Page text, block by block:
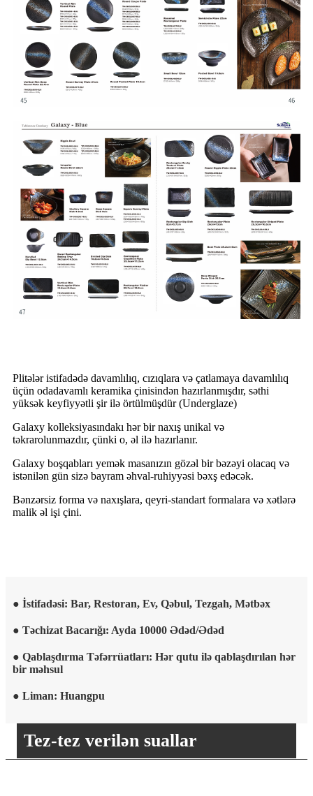
Plitələr istifadədə davamlılıq, cızıqlara və çatlamaya davamlılıq
üçün odadavamlı keramika çinisindən hazırlanmışdır, səthi
yüksək keyfiyyətli şir ilə örtülmüşdür (Underglaze)
Galaxy kolleksiyasındakı hər bir naxış unikal və
təkrarolunmazdır, çünki o, əl ilə hazırlanır.
Galaxy boşqabları yemək masanızın gözəl bir bəzəyi olacaq və
istənilən gün sizə bayram əhval-ruhiyyəsi bəxş edəcək.
Bənzərsiz forma və naxışlara, qeyri-standart formalara və xətlərə
malik əl işi çini.
● İstifadəsi: Bar, Restoran, Ev, Qəbul, Tezgah, Mətbəx
● Təchizat Bacarığı: Ayda 10000 Ədəd/Ədəd
● Qablaşdırma Təfərrüatları: Hər qutu ilə qablaşdırılan hər
bir məhsul
● Liman: Huangpu
Tez-tez verilən suallar